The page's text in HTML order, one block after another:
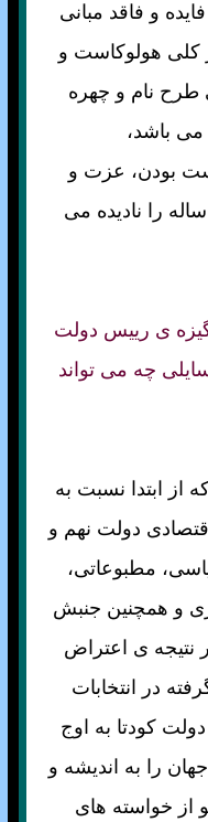
و فاقد مبانی
كلی هولوكاست و
طرح نام و چهره
باشد،
بودن، عزت و
را ناديده می
ی رييس دولت
چه می تواند
از ابتدا نسبت به
دولت نهم و
مطبوعاتی،
و همچنين جنبش
نتيجه ی اعتراض
در انتخابات
كودتا به اوج
را به انديشه و
از خواسته های